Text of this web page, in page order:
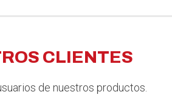
CLIENTES
de nuestros productos.